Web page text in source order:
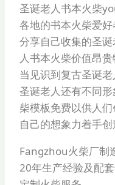
圣诞老人书本火柴
各地的书本火柴爱
分享自己收集的圣
人书本火柴价值昂
当见识到复古圣诞
圣诞老人还有不同
柴模板免费以供人
自己的想象力着手
Fangzhou火柴厂制
20年生产经验及配